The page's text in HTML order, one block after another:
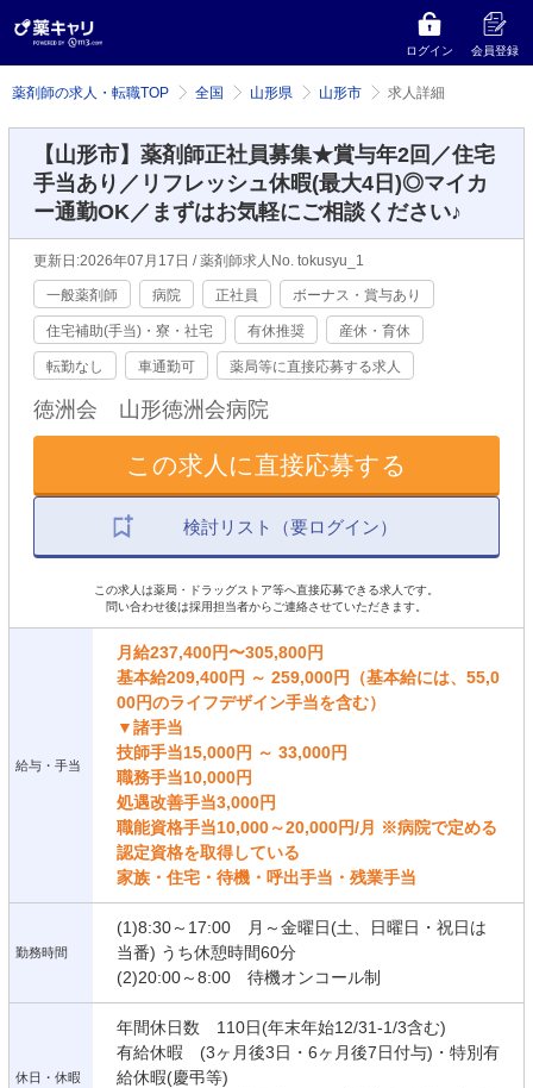
ログイン 会員登録
薬剤師の求人・転職TOP 全国 山形県 山形市 求人詳細
【山形市】薬剤師正社員募集★賞与年2回／住宅
手当あり／リフレッシュ休暇(最大4日)◎マイカ
ー通勤OK／まずはお気軽にご相談ください♪
更新日:2026年07月17日 / 薬剤師求人No. tokusyu_1
一般薬剤師 病院 正社員 ボーナス・賞与あり
住宅補助(手当)・寮・社宅 有休推奨 産休・育休
転勤なし 車通勤可 薬局等に直接応募する求人
徳洲会 山形徳洲会病院
検討リスト（要ログイン）
この求人に直接応募する
この求人は薬局・ドラッグストア等へ直接応募できる求人です。
問い合わせ後は採用担当者からご連絡させていただきます。
給与・手当
月給237,400円〜305,800円
基本給209,400円 ～ 259,000円（基本給には、55,0
00円のライフデザイン手当を含む）
▼諸手当
技師手当15,000円 ～ 33,000円
職務手当10,000円
処遇改善手当3,000円
職能資格手当10,000～20,000円/月 ※病院で定める
認定資格を取得している
家族・住宅・待機・呼出手当・残業手当
勤務時間
(1)8:30～17:00 月～金曜日(土、日曜日・祝日は
当番) うち休憩時間60分
(2)20:00～8:00 待機オンコール制
休日・休暇
年間休日数 110日(年末年始12/31-1/3含む)
有給休暇 (3ヶ月後3日・6ヶ月後7日付与)・特別有
給休暇(慶弔等)